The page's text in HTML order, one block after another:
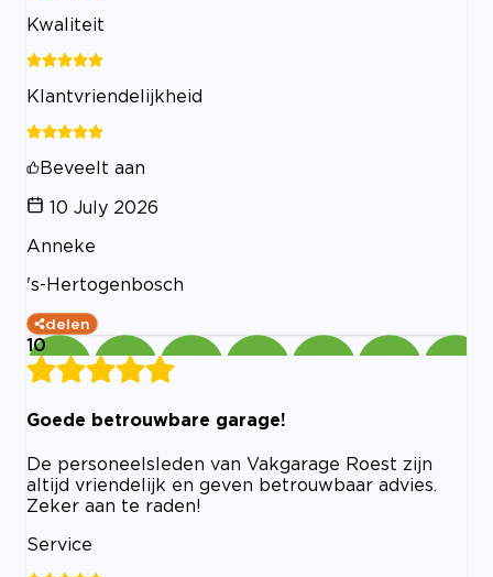
Kwaliteit
Klantvriendelijkheid
Beveelt aan
10 July 2026
Anneke
's-Hertogenbosch
delen
10
Goede betrouwbare garage!
De personeelsleden van Vakgarage Roest zijn
altijd vriendelijk en geven betrouwbaar advies.
Zeker aan te raden!
Service